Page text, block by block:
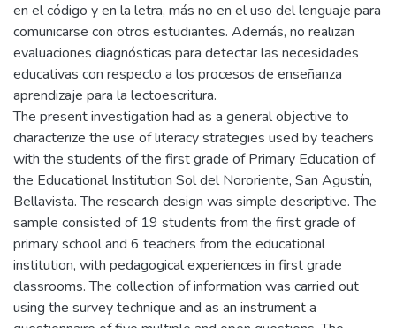
en el código y en la letra, más no en el uso del lenguaje para
comunicarse con otros estudiantes. Además, no realizan
evaluaciones diagnósticas para detectar las necesidades
educativas con respecto a los procesos de enseñanza
aprendizaje para la lectoescritura.
The present investigation had as a general objective to
characterize the use of literacy strategies used by teachers
with the students of the first grade of Primary Education of
the Educational Institution Sol del Nororiente, San Agustín,
Bellavista. The research design was simple descriptive. The
sample consisted of 19 students from the first grade of
primary school and 6 teachers from the educational
institution, with pedagogical experiences in first grade
classrooms. The collection of information was carried out
using the survey technique and as an instrument a